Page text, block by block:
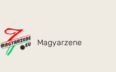
Magyarzene